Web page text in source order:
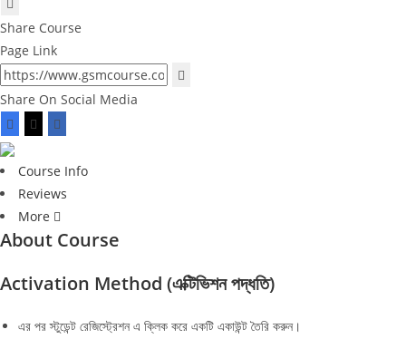
Share Course
Page Link
Share On Social Media
Course Info
Reviews
More
About Course
Activation Method (এক্টিভিশন পদ্ধতি)
এর পর স্টুডেন্ট রেজিস্ট্রেশন এ ক্লিক করে একটি একাউন্ট তৈরি করুন।